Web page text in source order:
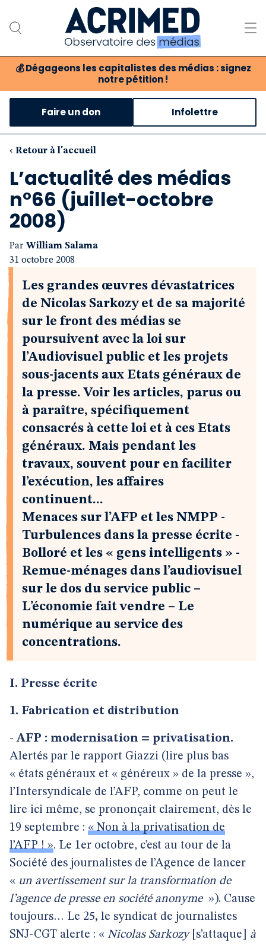
💰 Dégageons les capitalistes des médias : signez
notre pétition !
Notre association
Notre critique des médias
Nos propositions
Notre revue
Boutique
Faire un don Infolettre
‹ Retour à l'accueil
L’actualité des médias
n°66 (juillet-octobre
2008)
Par William Salama
31 octobre 2008
Les grandes œuvres dévastatrices
de Nicolas Sarkozy et de sa majorité
sur le front des médias se
poursuivent avec la loi sur
l’Audiovisuel public et les projets
sous-jacents aux Etats généraux de
la presse. Voir les articles, parus ou
à paraître, spécifiquement
consacrés à cette loi et à ces Etats
généraux. Mais pendant les
travaux, souvent pour en faciliter
l’exécution, les affaires
continuent...
Menaces sur l’AFP et les NMPP -
Turbulences dans la presse écrite -
Bolloré et les « gens intelligents » -
Remue-ménages dans l’audiovisuel
sur le dos du service public –
L’économie fait vendre – Le
numérique au service des
concentrations.
I. Presse écrite
1. Fabrication et distribution
-AFP : modernisation = privatisation.
Alertés par le rapport Giazzi (lire plus bas
« états généraux et « généreux » de la presse »,
l’Intersyndicale de l’AFP, comme on peut le
lire ici même, se prononçait clairement, dès le
19 septembre : « Non à la privatisation de
l’AFP ! ». Le 1er octobre, c’est au tour de la
Société des journalistes de l’Agence de lancer
« un avertissement sur la transformation de
l’agence de presse en société anonyme »). Cause
toujours… Le 25, le syndicat de journalistes
SNJ-CGT alerte : « Nicolas Sarkozy [s’attaque]
à